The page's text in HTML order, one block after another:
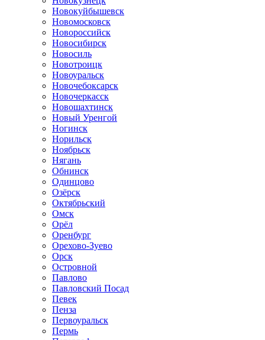
Новокуйбышевск
Новомосковск
Новороссийск
Новосибирск
Новосиль
Новотроицк
Новоуральск
Новочебоксарск
Новочеркасск
Новошахтинск
Новый Уренгой
Ногинск
Норильск
Ноябрьск
Нягань
Обнинск
Одинцово
Озёрск
Октябрьский
Омск
Орёл
Оренбург
Орехово-Зуево
Орск
Островной
Павлово
Павловский Посад
Певек
Пенза
Первоуральск
Пермь